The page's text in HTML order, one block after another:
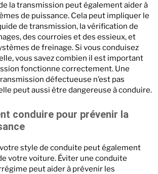
la transmission peut également aider à
de puissance. Cela peut impliquer le
de transmission, la vérification de
des courroies et des essieux, et
de freinage. Si vous conduisez
vous savez combien il est important
fonctionne correctement. Une
défectueuse n’est pas
peut aussi être dangereuse à conduire.
conduire pour prévenir la
votre style de conduite peut également
votre voiture. Éviter une conduite
peut aider à prévenir les